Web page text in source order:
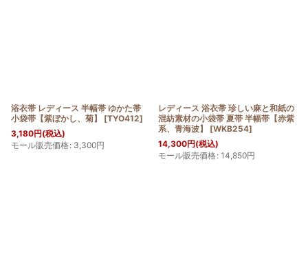
浴衣帯 レディース 半幅帯 ゆかた帯
小袋帯【紫ぼかし、菊】
[TYO412]
3,180円(税込)
モール販売価格: 3,300円
レディース 浴衣帯 珍しい麻と和紙の
混紡素材の小袋帯 夏帯 半幅帯【赤紫
系、青海波】
[WKB254]
14,300円(税込)
モール販売価格: 14,850円